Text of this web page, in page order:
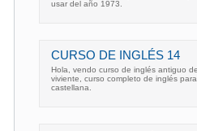
usar del año 1973.
CURSO DE INGLÉS 14
Hola, vendo curso de inglés antiguo
viviente, curso completo de inglés
castellana.